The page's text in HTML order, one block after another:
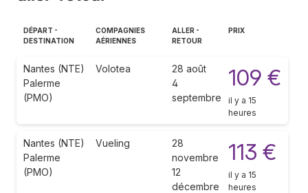
DÉPART -
DESTINATION
COMPAGNIES
AÉRIENNES
ALLER -
RETOUR
PRIX
Nantes (NTE)
Palerme
(PMO)
Volotea
28 août
4
septembre
109 €
il y a 15
heures
Nantes (NTE)
Palerme
(PMO)
Vueling
28
novembre
12
décembre
113 €
il y a 15
heures